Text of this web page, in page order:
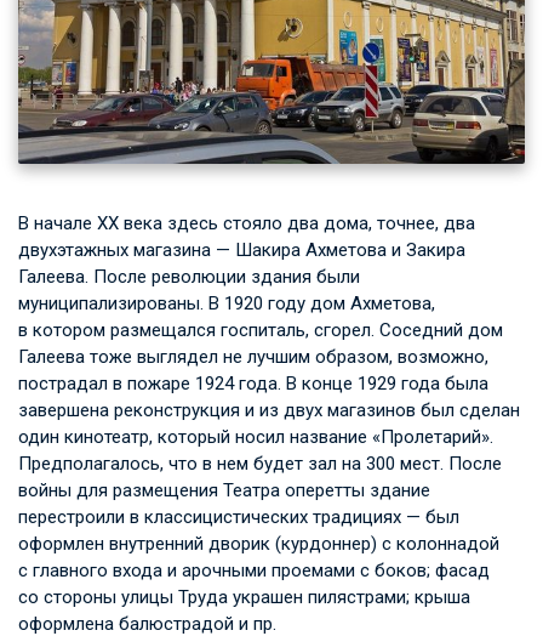
В начале XX века здесь стояло два дома, точнее, два
двухэтажных магазина — Шакира Ахметова и Закира
Галеева. После революции здания были
муниципализированы. В 1920 году дом Ахметова,
в котором размещался госпиталь, сгорел. Соседний дом
Галеева тоже выглядел не лучшим образом, возможно,
пострадал в пожаре 1924 года. В конце 1929 года была
завершена реконструкция и из двух магазинов был сделан
один кинотеатр, который носил название «Пролетарий».
Предполагалось, что в нем будет зал на 300 мест. После
войны для размещения Театра оперетты здание
перестроили в классицистических традициях — был
оформлен внутренний дворик (курдоннер) с колоннадой
с главного входа и арочными проемами с боков; фасад
со стороны улицы Труда украшен пилястрами; крыша
оформлена балюстрадой и пр.